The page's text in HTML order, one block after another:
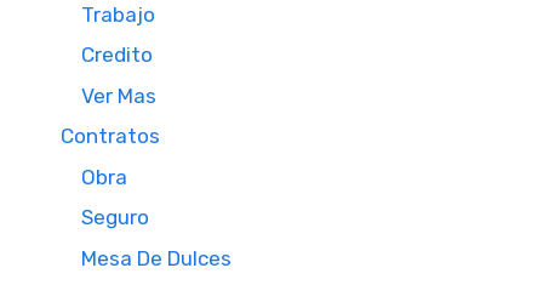
Trabajo
Credito
Ver Mas
Contratos
Obra
Seguro
Mesa De Dulces